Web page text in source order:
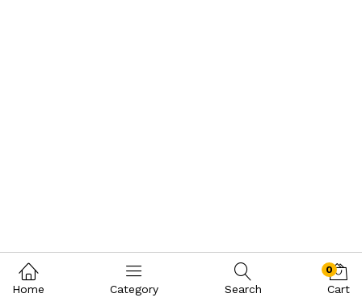
Home Category Search
0
Cart